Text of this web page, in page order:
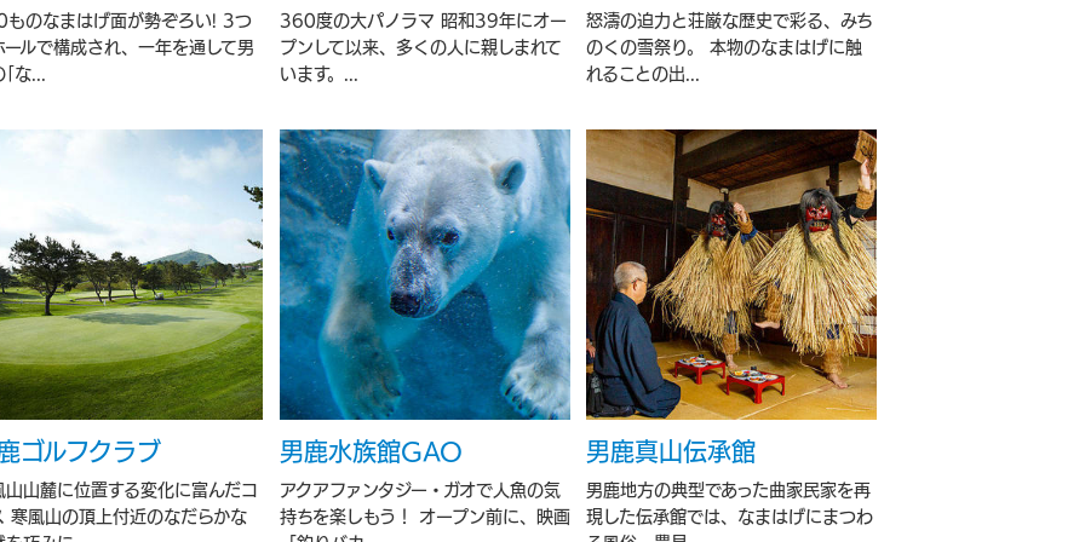
のなまはげ面が勢ぞろい! 3つ
ールで構成され、一年を通して男
な...
360度の大パノラマ 昭和39年にオー
プンして以来、多くの人に親しまれて
います。...
怒濤の迫力と荘厳な歴史で彩る、みち
のくの雪祭り。 本物のなまはげに触
れることの出...
ゴルフクラブ
山山麓に位置する変化に富んだコ
寒風山の頂上付近のなだらかな
男鹿水族館GAO
アクアファンタジー・ガオで人魚の気
持ちを楽しもう！ オープン前に、映画
男鹿真山伝承館
男鹿地方の典型であった曲家民家を再
現した伝承館では、なまはげにまつわ